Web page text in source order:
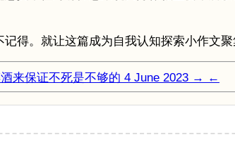
得。就让这篇成为自我认知探索小作文聚
来保证不死是不够的 4 June 2023 → ←